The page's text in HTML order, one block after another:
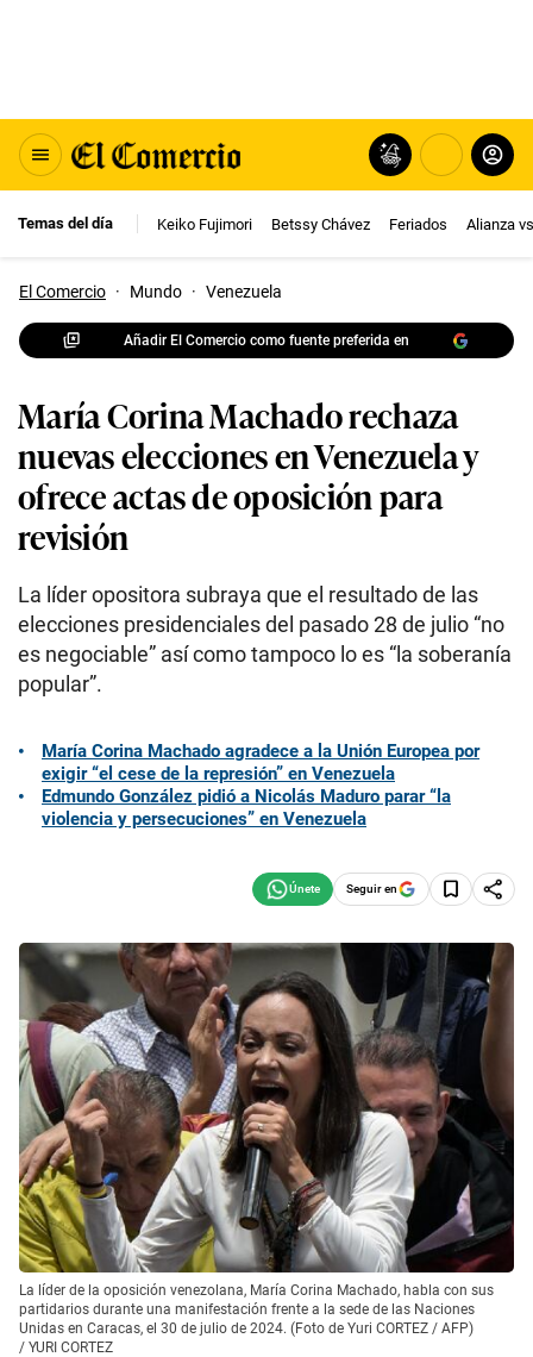
Temas del día Keiko Fujimori Betssy Chávez Feriados Alianza
El Comercio · Mundo · Venezuela
Añadir El Comercio como fuente preferida en
María Corina Machado rechaza
nuevas elecciones en Venezuela y
ofrece actas de oposición para
revisión
La líder opositora subraya que el resultado de las
elecciones presidenciales del pasado 28 de julio “no
es negociable” así como tampoco lo es “la soberanía
popular”.
María Corina Machado agradece a la Unión Europea por
exigir “el cese de la represión” en Venezuela
Edmundo González pidió a Nicolás Maduro parar “la
violencia y persecuciones” en Venezuela
Seguir en
La líder de la oposición venezolana, María Corina Machado, habla con sus
partidarios durante una manifestación frente a la sede de las Naciones
Unidas en Caracas, el 30 de julio de 2024. (Foto de Yuri CORTEZ / AFP)
/ YURI CORTEZ